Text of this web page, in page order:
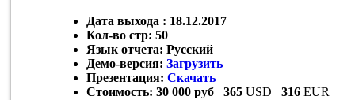
Дата выхода : 18.12.2017
Кол-во стр: 50
Язык отчета: Русский
Демо-версия: Загрузить
Презентация: Скачать
Стоимость: 30 000 руб 365 USD 316 EUR